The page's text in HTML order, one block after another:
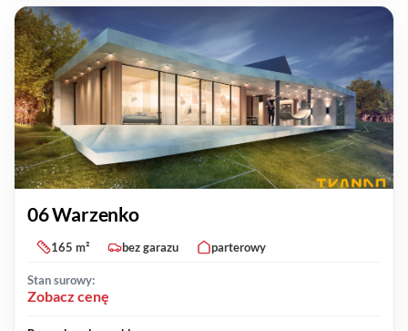
06 Warzenko
165 m² bez garazu parterowy
Stan surowy:
Zobacz cenę